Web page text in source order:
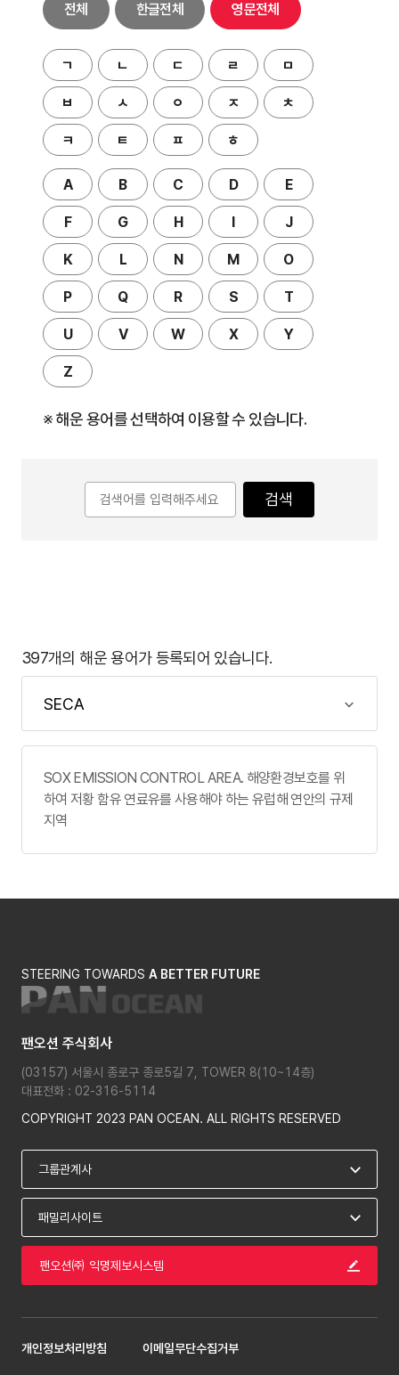
전체 한글전체 영문전체
ㄱ ㄴ ㄷ ㄹ ㅁ
ㅂ ㅅ ㅇ ㅈ ㅊ
ㅋ ㅌ ㅍ ㅎ
A B C D E
F G H I J
K L N M O
P Q R S T
U V W X Y
Z
※ 해운 용어를 선택하여 이용할 수 있습니다.
검색
397개의 해운 용어가 등록되어 있습니다.
SOX EMISSION CONTROL AREA. 해양환경보호를 위
하여 저황 함유 연료유를 사용해야 하는 유럽해 연안의 규제
지역
STEERING TOWARDS A BETTER FUTURE
팬오션 주식회사
(03157) 서울시 종로구 종로5길 7, TOWER 8(10~14층)
대표전화 : 02-316-5114
COPYRIGHT 2023 PAN OCEAN. ALL RIGHTS RESERVED
팬오션㈜ 익명제보시스템
개인정보처리방침 이메일무단수집거부